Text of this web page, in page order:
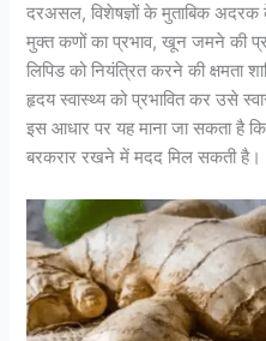
दरअसल, विशेषज्ञों के मुताबिक
मुक्त कणों का प्रभाव, खून जमने की
लिपिड को नियंत्रित करने की क्षमता
हृदय स्वास्थ्य को प्रभावित कर उसे
इस आधार पर यह माना जा सकता है
बरकरार रखने में मदद मिल सकती है।